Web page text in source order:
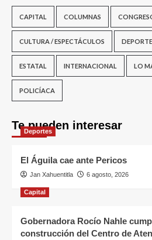
CAPITAL COLUMNAS
CULTURA / ESPECTÁCULOS
ESTATAL INTERNACIONAL LO
POLICÍACA
Te pueden interesar
Deportes
El Águila cae ante Pericos
Jan Xahuentitla 6 agosto, 2026
Capital
Gobernadora Rocío Nahle
construcción del Centro de